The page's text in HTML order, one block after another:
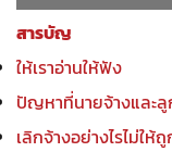
สารบัญ
ให้เราอ่านให้ฟัง
ปัญหาที่นายจ้างและลู
เลิกจ้างอย่างไรไม่ให้